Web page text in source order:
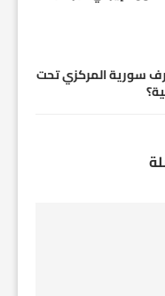
سورية المركزي تحت